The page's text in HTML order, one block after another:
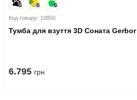
Код товару: 10850
Тумба для взуття 3D Соната Gerbor
6.795 грн